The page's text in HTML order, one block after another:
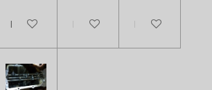
In den WarenkorbIn den Warenkorb
In den